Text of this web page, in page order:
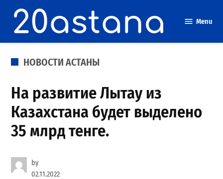
content
Menu
POSTED
НОВОСТИ АСТАНЫ
На развитие Лытау из
Казахстана будет выделено
35 млрд тенге.
by
02.11.2022